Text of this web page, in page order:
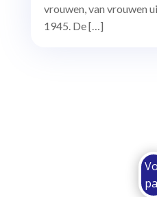
vrouwen, van vrouwen
1945. De […]